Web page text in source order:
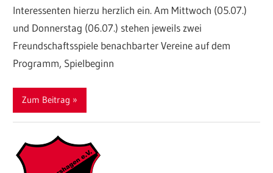
Interessenten hierzu herzlich ein. Am Mittwoch (05.07.)
und Donnerstag (06.07.) stehen jeweils zwei
Freundschaftsspiele benachbarter Vereine auf dem
Programm, Spielbeginn
Zum Beitrag